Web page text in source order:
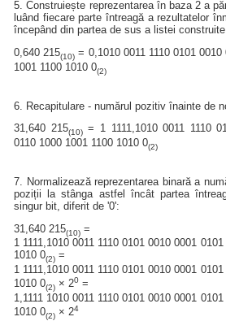
5. Construiește reprezentarea în baza 2 a
luând fiecare parte întreagă a rezultatelor
începând din partea de sus a listei
0,640 215(10) = 0,1010 0011 1110 0101
1001 1100 1010 0(2)
6. Recapitulare - numărul pozitiv înainte de
31,640 215(10)= 1 1111,1010 0011 1110
0110 1000 1001 1100 1010 0(2)
7. Normalizează reprezentarea binară a
poziții la stânga astfel încât partea
singur bit, diferit de '0':
31,640 215(10) =
1 1111,1010 0011 1110 0101 0010 0001
1010 0(2) =
1 1111,1010 0011 1110 0101 0010 0001
1010 0(2) × 20 =
1,1111 1010 0011 1110 0101 0010 0001
1010 0(2) × 24